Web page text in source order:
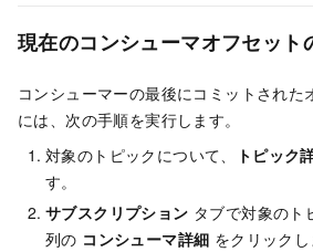
現在のコンシューマオフセット
コンシューマーの最後にコミットされた
には、次の手順を実行します。
対象のトピックについて、
トピック
す。
サブスクリプション タブで対象のト
列の コンシューマ詳細 をクリックし